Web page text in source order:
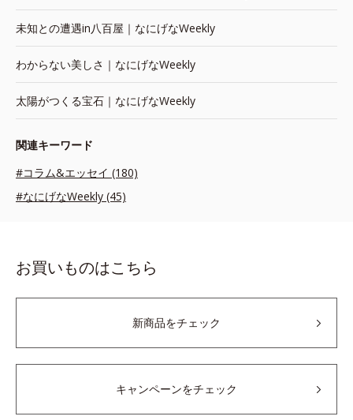
未知との遭遇in八百屋｜なにげなWeekly
わからない美しさ｜なにげなWeekly
太陽がつくる宝石｜なにげなWeekly
関連キーワード
#コラム&エッセイ (180)
#なにげなWeekly (45)
お買いものはこちら
新商品をチェック
キャンペーンをチェック